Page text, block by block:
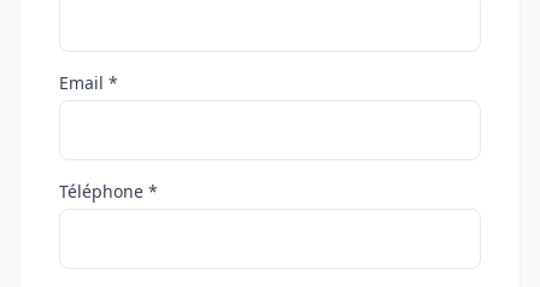
Email *
Téléphone *